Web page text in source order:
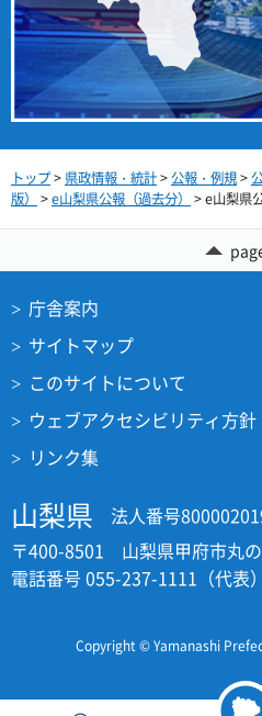
トップ> 県政情報・統計>公報・例規>
版）
>e山梨県公報（過去分） > e山梨県
庁舎案内
サイトマップ
このサイトについて
ウェブアクセシビリティ方針
リンク集
山梨県
法人番号
〒400-8501 山梨県甲府市丸
電話番号 055-237-1111（代表）
Copyright © Yamanashi